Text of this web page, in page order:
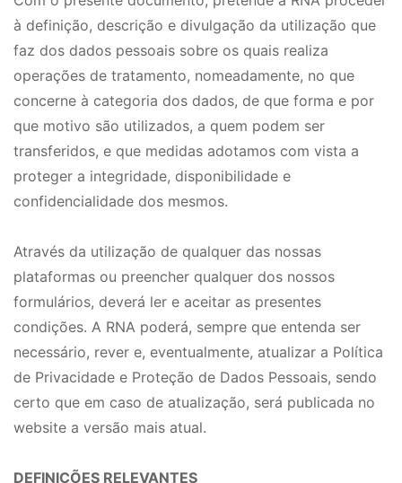
à definição, descrição e divulgação da utilização que
faz dos dados pessoais sobre os quais realiza
operações de tratamento, nomeadamente, no que
concerne à categoria dos dados, de que forma e por
que motivo são utilizados, a quem podem ser
transferidos, e que medidas adotamos com vista a
proteger a integridade, disponibilidade e
confidencialidade dos mesmos.
Através da utilização de qualquer das nossas
plataformas ou preencher qualquer dos nossos
formulários, deverá ler e aceitar as presentes
condições. A RNA poderá, sempre que entenda ser
necessário, rever e, eventualmente, atualizar a Política
de Privacidade e Proteção de Dados Pessoais, sendo
certo que em caso de atualização, será publicada no
website a versão mais atual.
DEFINIÇÕES RELEVANTES